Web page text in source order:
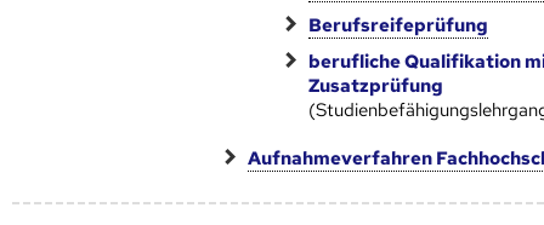
Berufsreifeprüfung
berufliche Qualifikation
Zusatzprüfung
Aufnahmeverfahren